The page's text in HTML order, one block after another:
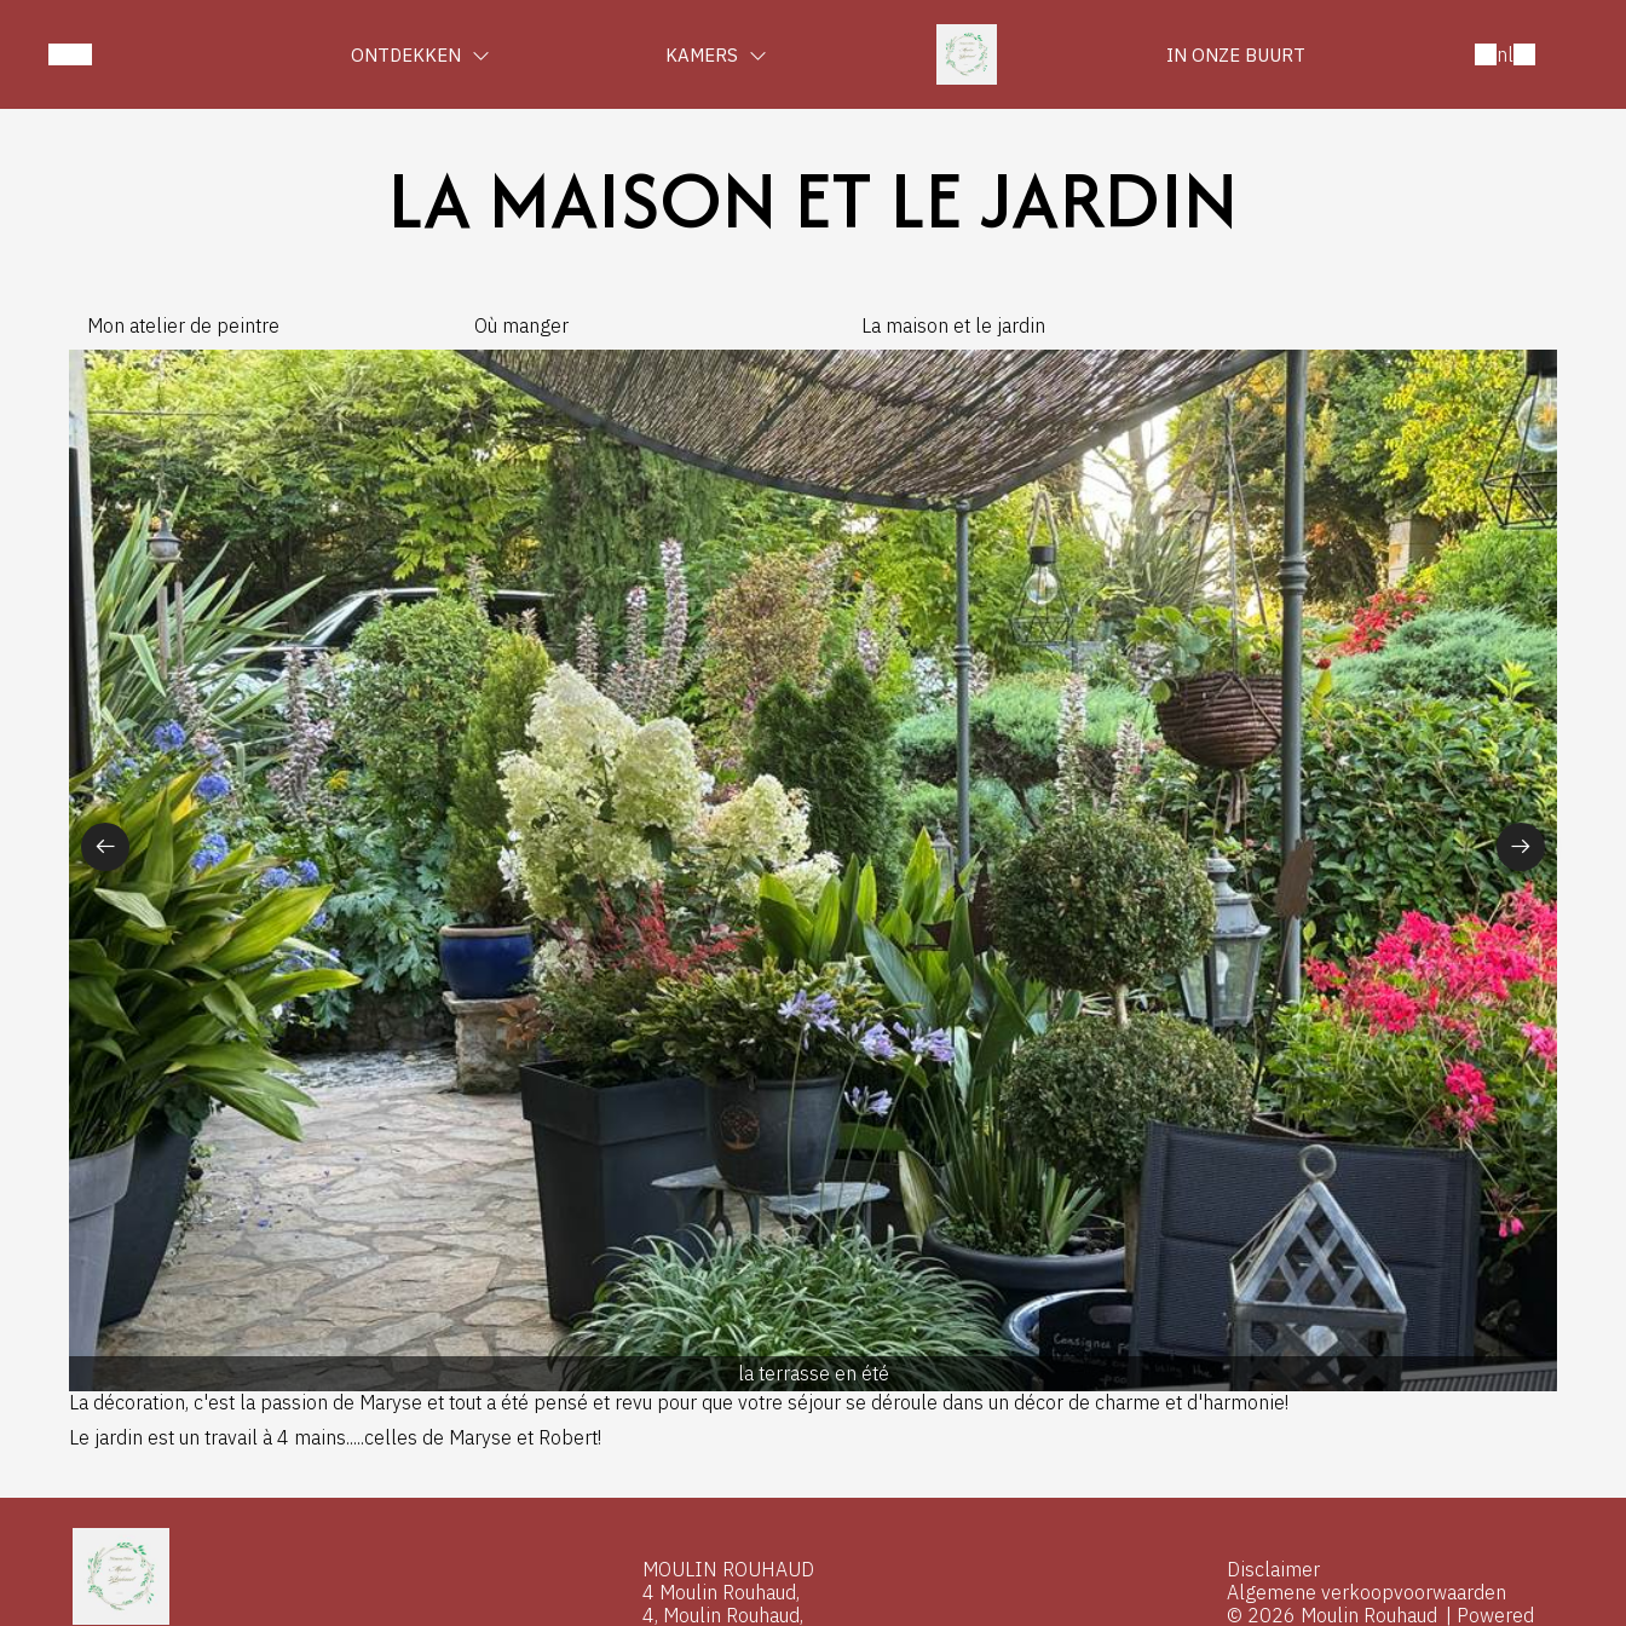
ONTDEKKEN KAMERS IN ONZE BUURT nl
LA MAISON ET LE JARDIN
Mon atelier de peintre Où manger La maison et le jardin
la terrasse en été
La décoration, c'est la passion de Maryse et tout a été pensé et revu pour que votre séjour se déroule dans un décor de charme et d'harmonie!
Le jardin est un travail à 4 mains.....celles de Maryse et Robert!
MOULIN ROUHAUD
4 Moulin Rouhaud,
4, Moulin Rouhaud,
Disclaimer
Algemene verkoopvoorwaarden
© 2026 Moulin Rouhaud | Powered